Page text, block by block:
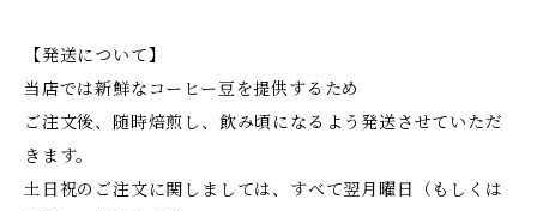
【発送について】
当店では新鮮なコーヒー豆を提供するため
ご注文後、随時焙煎し、飲み頃になるよう発送させていただ
きます。
土日祝のご注文に関しましては、すべて翌月曜日（もしくは